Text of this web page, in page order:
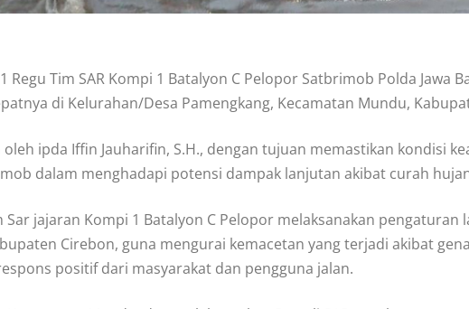
Tim SAR Kompi 1 Batalyon C Pelopor Satbrimob Polda Jawa
di Kelurahan/Desa Pamengkang, Kecamatan Mundu,
ipda Iffin Jauharifin, S.H., dengan tujuan memastikan kondisi
dalam menghadapi potensi dampak lanjutan akibat curah
Sar jajaran Kompi 1 Batalyon C Pelopor melaksanakan
Cirebon, guna mengurai kemacetan yang terjadi akibat
positif dari masyarakat dan pengguna jalan.